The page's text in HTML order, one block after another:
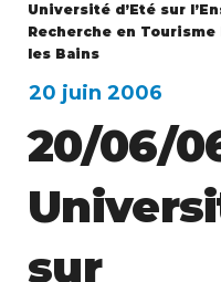
Université d’Eté sur
Recherche en
les Bains
20 juin 2006
20/06/
sur